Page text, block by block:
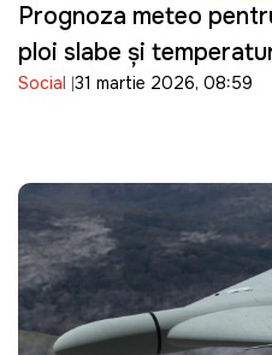
Prognoza meteo
ploi slabe și
țara
Social 31 martie 2026, 08:59